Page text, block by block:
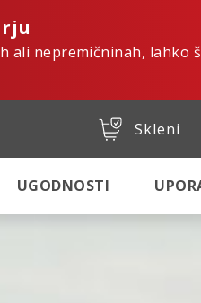
ali nepremičninah, lahko
Skleni
UGODNOSTI